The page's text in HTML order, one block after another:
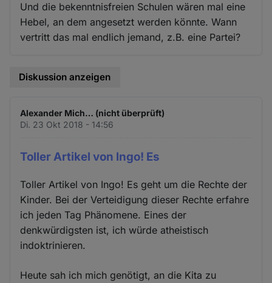
Und die bekenntnisfreien Schulen wären mal eine
Hebel, an dem angesetzt werden könnte. Wann
vertritt das mal endlich jemand, z.B. eine Partei?
Diskussion anzeigen
Alexander Mich… (nicht überprüft)
Di. 23 Okt 2018 - 14:56
Toller Artikel von Ingo! Es
Toller Artikel von Ingo! Es geht um die Rechte der
Kinder. Bei der Verteidigung dieser Rechte erfahre
ich jeden Tag Phänomene. Eines der
denkwürdigsten ist, ich würde atheistisch
indoktrinieren.
Heute sah ich mich genötigt, an die Kita zu